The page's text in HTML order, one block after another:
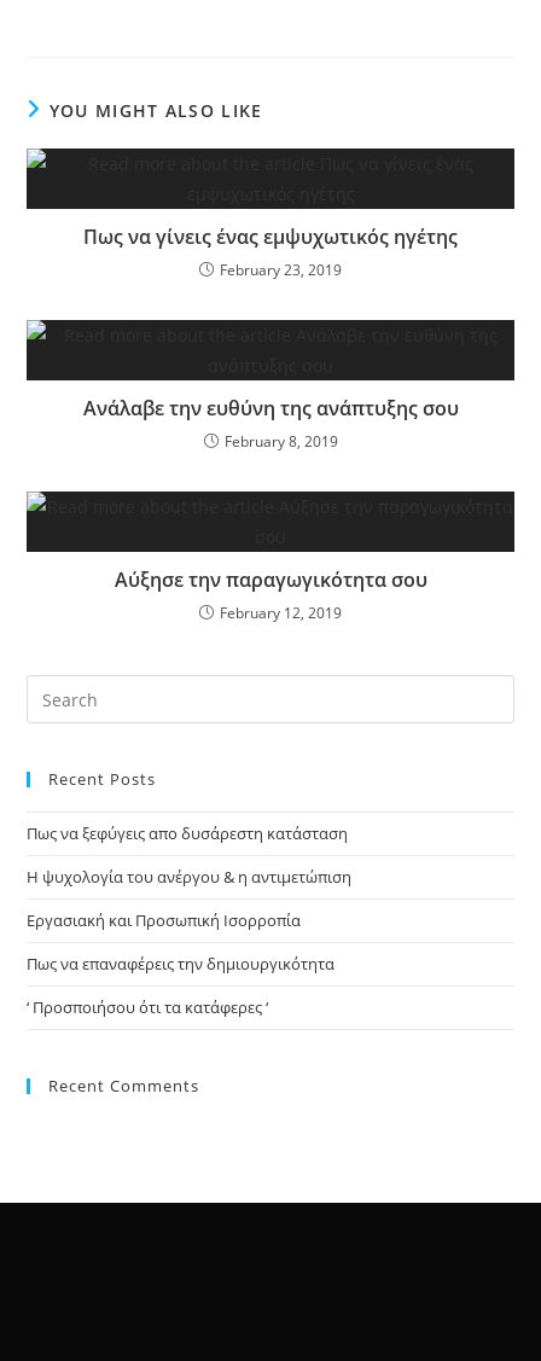
YOU MIGHT ALSO LIKE
Πως να γίνεις ένας εμψυχωτικός ηγέτης
February 23, 2019
Ανάλαβε την ευθύνη της ανάπτυξης σου
February 8, 2019
Αύξησε την παραγωγικότητα σου
February 12, 2019
Recent Posts
Πως να ξεφύγεις απο δυσάρεστη κατάσταση
Η ψυχολογία του ανέργου & η αντιμετώπιση
Εργασιακή και Προσωπική Ισορροπία
Πως να επαναφέρεις την δημιουργικότητα
‘ Προσποιήσου ότι τα κατάφερες ‘
Recent Comments